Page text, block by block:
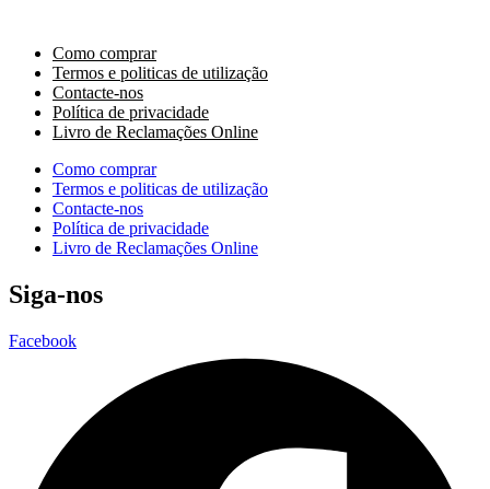
Como comprar
Termos e politicas de utilização
Contacte-nos
Política de privacidade
Livro de Reclamações Online
Como comprar
Termos e politicas de utilização
Contacte-nos
Política de privacidade
Livro de Reclamações Online
Siga-nos
Facebook